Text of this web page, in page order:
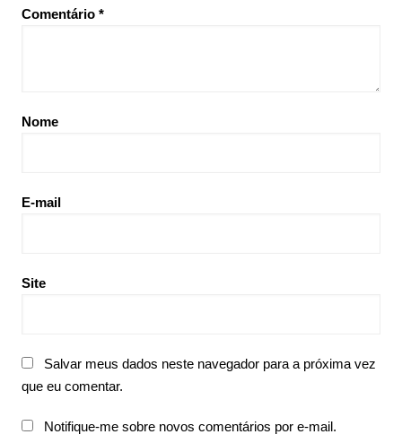
Comentário *
Nome
E-mail
Site
Salvar meus dados neste navegador para a próxima vez
que eu comentar.
Notifique-me sobre novos comentários por e-mail.